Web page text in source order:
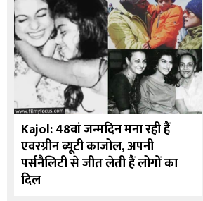
Kajol: 48वां जन्मदिन मना रही हैं
एवरग्रीन ब्यूटी काजोल, अपनी
पर्सनैलिटी से जीत लेती हैं लोगों का
दिल